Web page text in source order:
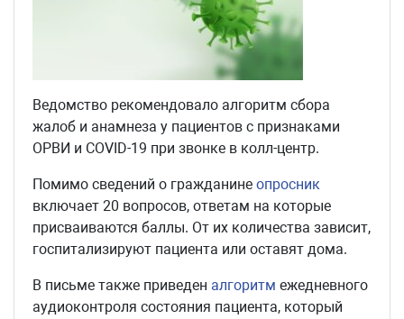
Ведомство рекомендовало алгоритм сбора
жалоб и анамнеза у пациентов с признаками
ОРВИ и COVID-19 при звонке в колл-центр.
Помимо сведений о гражданине опросник
включает 20 вопросов, ответам на которые
присваиваются баллы. От их количества зависит,
госпитализируют пациента или оставят дома.
В письме также приведен алгоритм ежедневного
аудиоконтроля состояния пациента, который